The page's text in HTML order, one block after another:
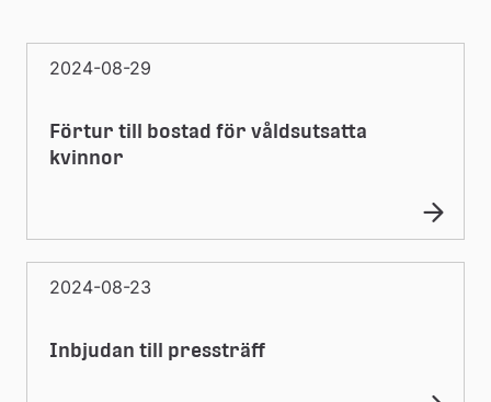
m
m
u
n
2024-08-29
Förtur till bostad för våldsutsatta
kvinnor
2024-08-23
Inbjudan till pressträff